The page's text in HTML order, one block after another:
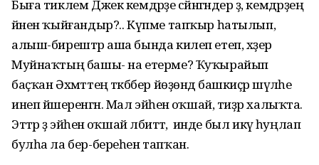
Быға тиклем Джек кемдәрҙе сәйнәгәндер ҙә, кемдәрҙең
йәнен ҡыйғандыр?.. Күпме тапҡыр һатылып,
алыш-бирештәр аша бында килеп етеп, хәҙер
Муйнаҡтың башы- на етерме? Ҡуҡырайып
баҫҡан Әхмәттең тәкәббер йөҙөндә башкиҫәр шәүләһе
инеп йәшеренгән. Мал эйәһенә оҡшай, тиҙәр халыҡта.
Эттәр ҙә эйәһенә оҡшай әлбиттә, ә инде был икәү һуңлап
булһа ла бер-береһен тапҡан.